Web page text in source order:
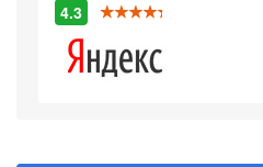
4.3